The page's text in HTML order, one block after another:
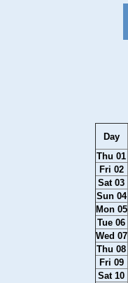
Day
Thu 01
Fri 02
Sat 03
Sun 04
Mon 05
Tue 06
Wed 07
Thu 08
Fri 09
Sat 10